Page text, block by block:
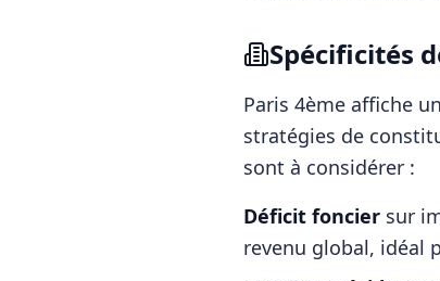
Spécificités
Paris 4ème affiche
stratégies de
sont à considérer :
Déficit foncier sur
revenu global, idéal